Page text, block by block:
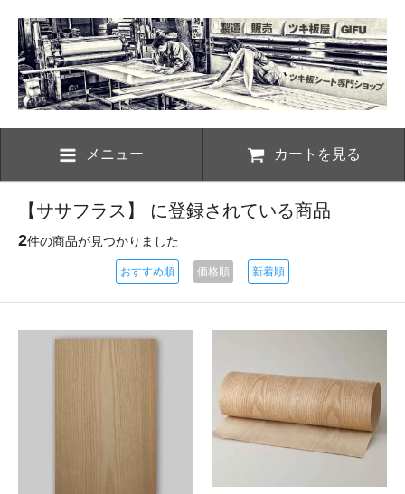
メニュー カートを見る
【ササフラス】 に登録されている商品
2件の商品が見つかりました
おすすめ順 価格順 新着順